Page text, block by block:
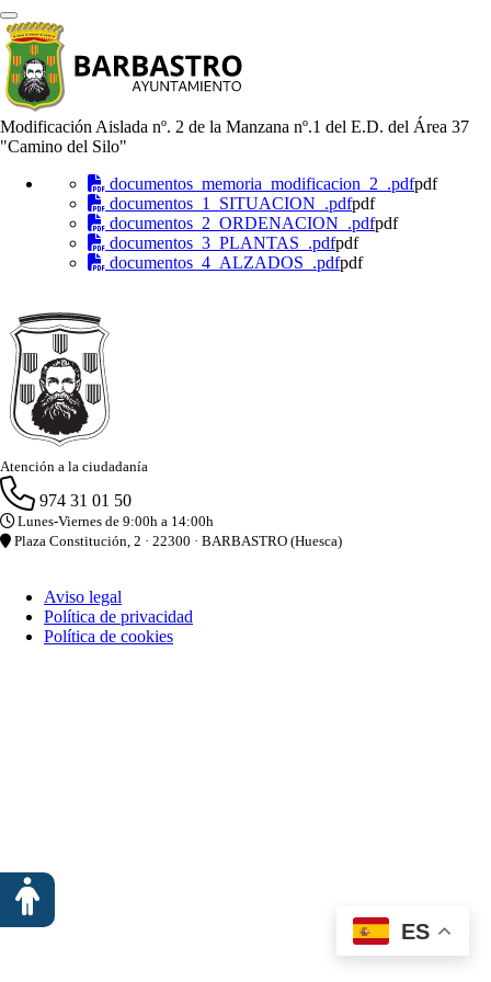
Modificación Aislada nº. 2 de la Manzana nº.1 del E.D. del Área 37
"Camino del Silo"
documentos_memoria_modificacion_2_.pdfpdf
documentos_1_SITUACION_.pdfpdf
documentos_2_ORDENACION_.pdfpdf
documentos_3_PLANTAS_.pdfpdf
documentos_4_ALZADOS_.pdfpdf
Atención a la ciudadanía
974 31 01 50
Lunes-Viernes de 9:00h a 14:00h
Plaza Constitución, 2 · 22300 · BARBASTRO (Huesca)
Aviso legal
Política de privacidad
Política de cookies
ES